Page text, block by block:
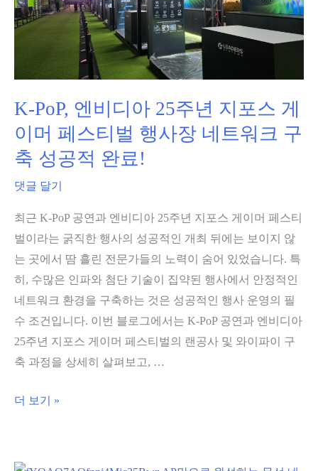
우
K-PoP, 엔비디아 25주년 지포스 게
이머 페스티벌 행사장 네트워크 구
축 성공적 완료!
댓글 달기
최근 K-PoP 공연과 엔비디아 25주년 지포스 게이머 페스티
벌이라는 굵직한 행사의 성공적인 개최 뒤에는 보이지 않
는 곳에서 땀 흘린 전문가들의 노력이 숨어 있었습니다. 특
히, 수많은 인파와 첨단 기술이 집약된 행사에서 안정적인
네트워크 환경을 구축하는 것은 성공적인 행사 운영의 필
수 조건입니다. 이번 블로그에서는 K-PoP 공연과 엔비디아
25주년 지포스 게이머 페스티벌의 랜공사 및 와이파이 구
축 과정을 상세히 살펴보고, …
K-
비
더 보기 »